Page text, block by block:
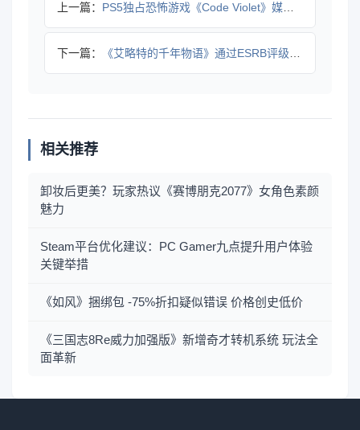
上一篇： PS5独占恐怖游戏《Code Violet》媒体玩家评分双翻
下一篇： 《艾略特的千年物语》通过ESRB评级 首次尝试动作玩法
相关推荐
卸妆后更美？玩家热议《赛博朋克2077》女角色素颜
魅力
Steam平台优化建议：PC Gamer九点提升用户体验
关键举措
《如风》捆绑包 -75%折扣疑似错误 价格创史低价
《三国志8Re威力加强版》新增奇才转机系统 玩法全
面革新